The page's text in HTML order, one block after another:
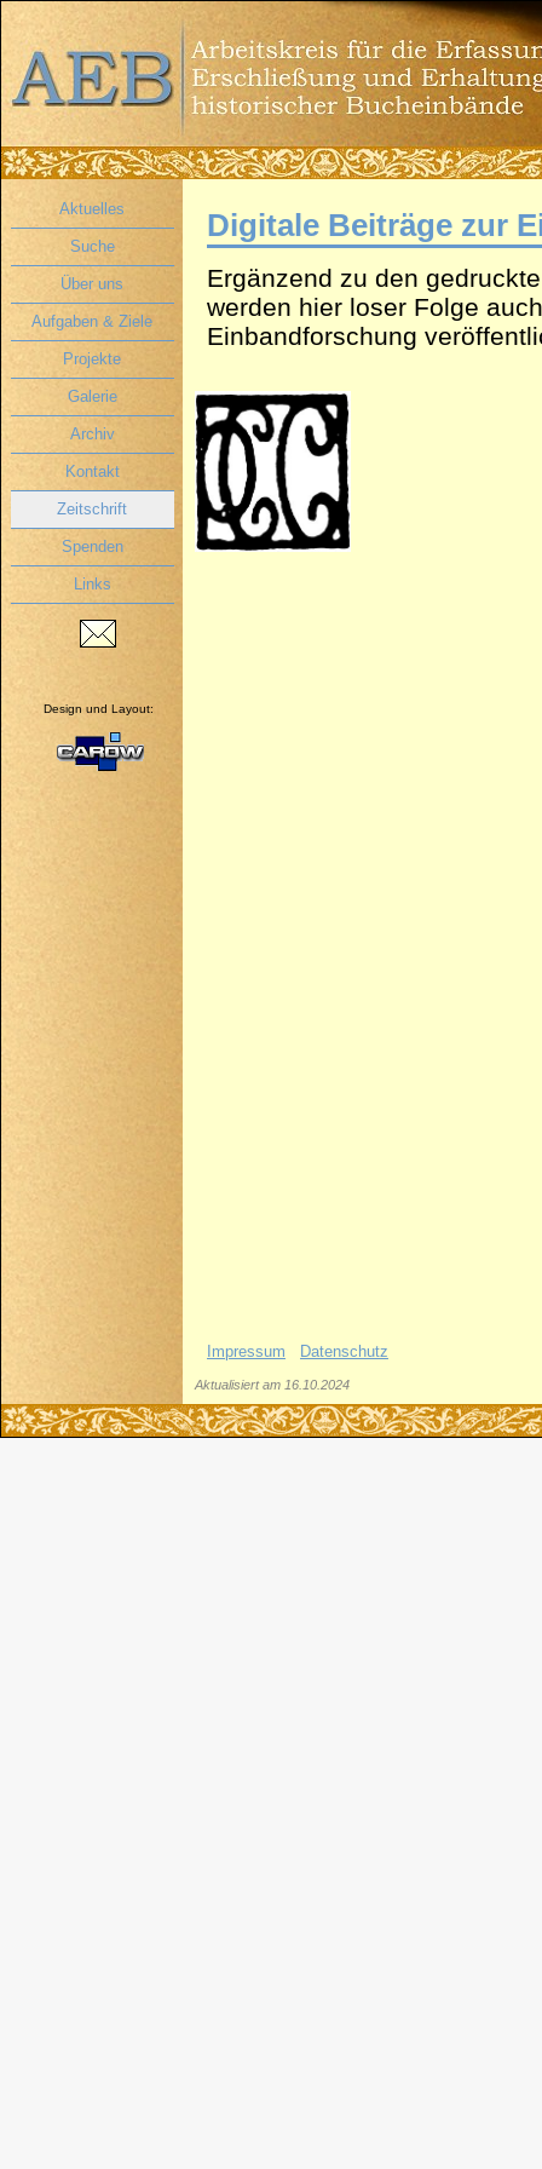
Aktuelles
Suche
Über uns
Aufgaben & Ziele
Projekte
Galerie
Archiv
Kontakt
Zeitschrift
Spenden
Links
Design und Layout:
Digitale Beiträge zur
Ergänzend zu den
werden hier loser Folge
Einbandforschung
Impressum Datenschutz
Aktualisiert am 16.10.2024